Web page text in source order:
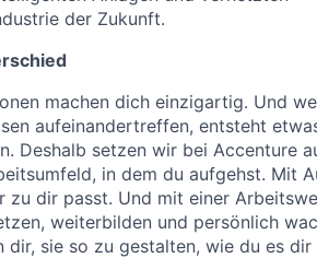
der Zukunft.
machen dich einzigartig. Und
aufeinandertreffen, entsteht
Deshalb setzen wir bei Accenture
in dem du aufgehst. Mit
dir passt. Und mit einer
weiterbilden und persönlich
sie so zu gestalten, wie du es dir